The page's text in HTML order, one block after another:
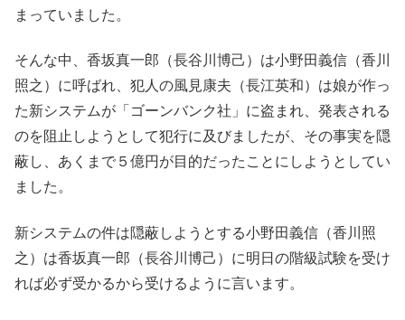
まっていました。
そんな中、香坂真一郎（長谷川博己）は小野田義信（香川
照之）に呼ばれ、犯人の風見康夫（長江英和）は娘が作っ
た新システムが「ゴーンバンク社」に盗まれ、発表される
のを阻止しようとして犯行に及びましたが、その事実を隠
蔽し、あくまで５億円が目的だったことにしようとしてい
ました。
新システムの件は隠蔽しようとする小野田義信（香川照
之）は香坂真一郎（長谷川博己）に明日の階級試験を受け
れば必ず受かるから受けるように言います。